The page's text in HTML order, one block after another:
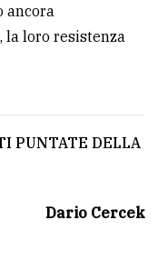
ancora
la loro resistenza
PUNTATE DELLA
Dario Cercek